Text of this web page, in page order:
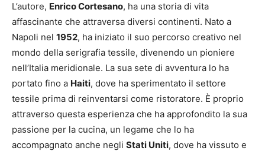
L’autore, Enrico Cortesano, ha una storia di vita
affascinante che attraversa diversi continenti. Nato a
Napoli nel 1952, ha iniziato il suo percorso creativo nel
mondo della serigrafia tessile, divenendo un pioniere
nell’Italia meridionale. La sua sete di avventura lo ha
portato fino a Haiti, dove ha sperimentato il settore
tessile prima di reinventarsi come ristoratore. È proprio
attraverso questa esperienza che ha approfondito la sua
passione per la cucina, un legame che lo ha
accompagnato anche negli Stati Uniti, dove ha vissuto e